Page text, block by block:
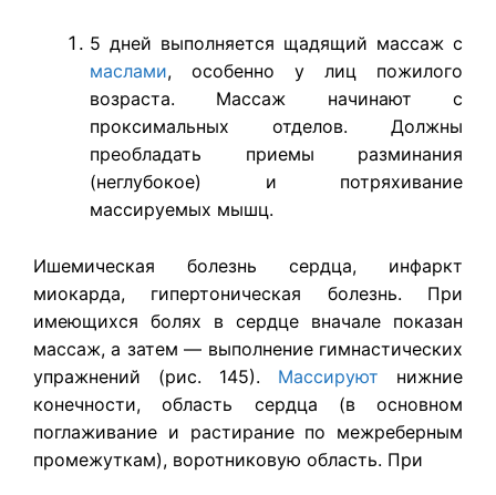
5 дней выполняется щадящий массаж с
маслами, особенно у лиц пожилого
возраста. Массаж начинают с
проксимальных отделов. Должны
преобладать приемы разминания
(неглубокое) и потряхивание
массируемых мышц.
Ишемическая болезнь сердца, инфаркт
миокарда, гипертоническая болезнь. При
имеющихся болях в сердце вначале показан
массаж, а затем — выполнение гимнастических
упражнений (рис. 145). Массируют нижние
конечности, область сердца (в основном
поглаживание и растирание по межреберным
промежуткам), воротниковую область. При